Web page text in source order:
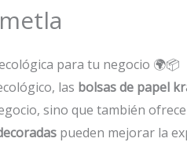
para tu negocio 🌍📦
las bolsas de papel
sino que también
pueden mejorar la